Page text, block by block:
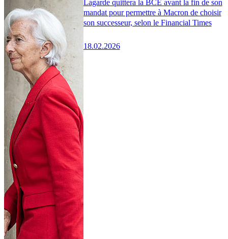
Lagarde quittera la BCE avant la fin de son
mandat pour permettre à Macron de choisir
son successeur, selon le Financial Times
18.02.2026